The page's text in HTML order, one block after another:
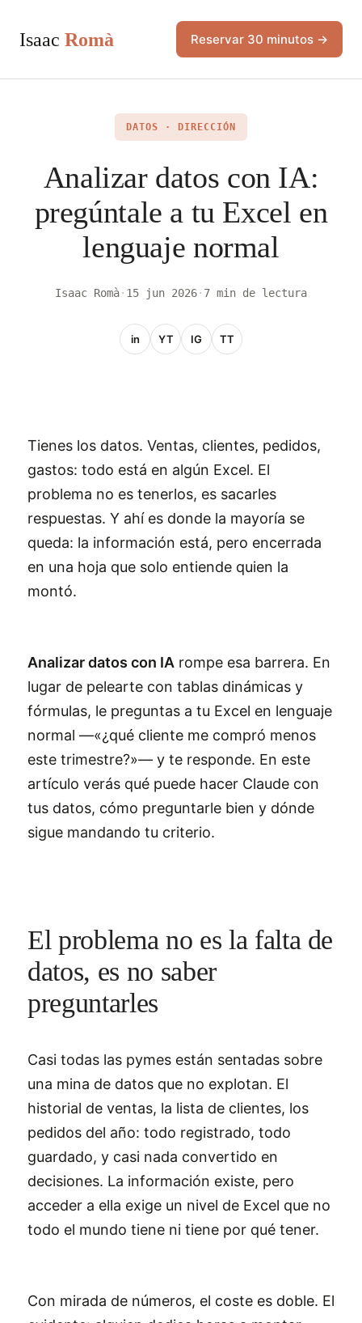
Isaac Romà Reservar 30 minutos →
DATOS · DIRECCIÓN
Analizar datos con IA:
pregúntale a tu Excel en
lenguaje normal
Isaac Romà· 15 jun 2026· 7 min de lectura
in YT IG TT
Tienes los datos. Ventas, clientes, pedidos,
gastos: todo está en algún Excel. El
problema no es tenerlos, es sacarles
respuestas. Y ahí es donde la mayoría se
queda: la información está, pero encerrada
en una hoja que solo entiende quien la
montó.
Analizar datos con IA rompe esa barrera. En
lugar de pelearte con tablas dinámicas y
fórmulas, le preguntas a tu Excel en lenguaje
normal —«¿qué cliente me compró menos
este trimestre?»— y te responde. En este
artículo verás qué puede hacer Claude con
tus datos, cómo preguntarle bien y dónde
sigue mandando tu criterio.
El problema no es la falta de
datos, es no saber
preguntarles
Casi todas las pymes están sentadas sobre
una mina de datos que no explotan. El
historial de ventas, la lista de clientes, los
pedidos del año: todo registrado, todo
guardado, y casi nada convertido en
decisiones. La información existe, pero
acceder a ella exige un nivel de Excel que no
todo el mundo tiene ni tiene por qué tener.
Con mirada de números, el coste es doble. El